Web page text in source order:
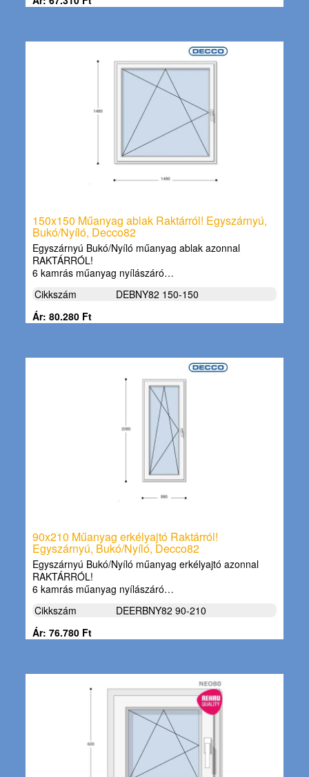
150x150 Műanyag ablak Raktárról! Egyszárnyú,
Bukó/Nyíló, Decco82
Egyszárnyú Bukó/Nyíló műanyag ablak azonnal
RAKTÁRRÓL!
6 kamrás műanyag nyílászáró…
Cikkszám
DEBNY82 150-150
Ár: 80.280 Ft
90x210 Műanyag erkélyajtó Raktárról!
Egyszárnyú, Bukó/Nyíló, Decco82
Egyszárnyú Bukó/Nyíló műanyag erkélyajtó azonnal
RAKTÁRRÓL!
6 kamrás műanyag nyílászáró…
Cikkszám
DEERBNY82 90-210
Ár: 76.780 Ft